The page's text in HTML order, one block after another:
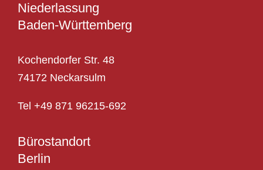
Niederlassung
Baden-Württemberg
Kochendorfer Str. 48
74172 Neckarsulm
Tel +49 871 96215-692
Bürostandort
Berlin